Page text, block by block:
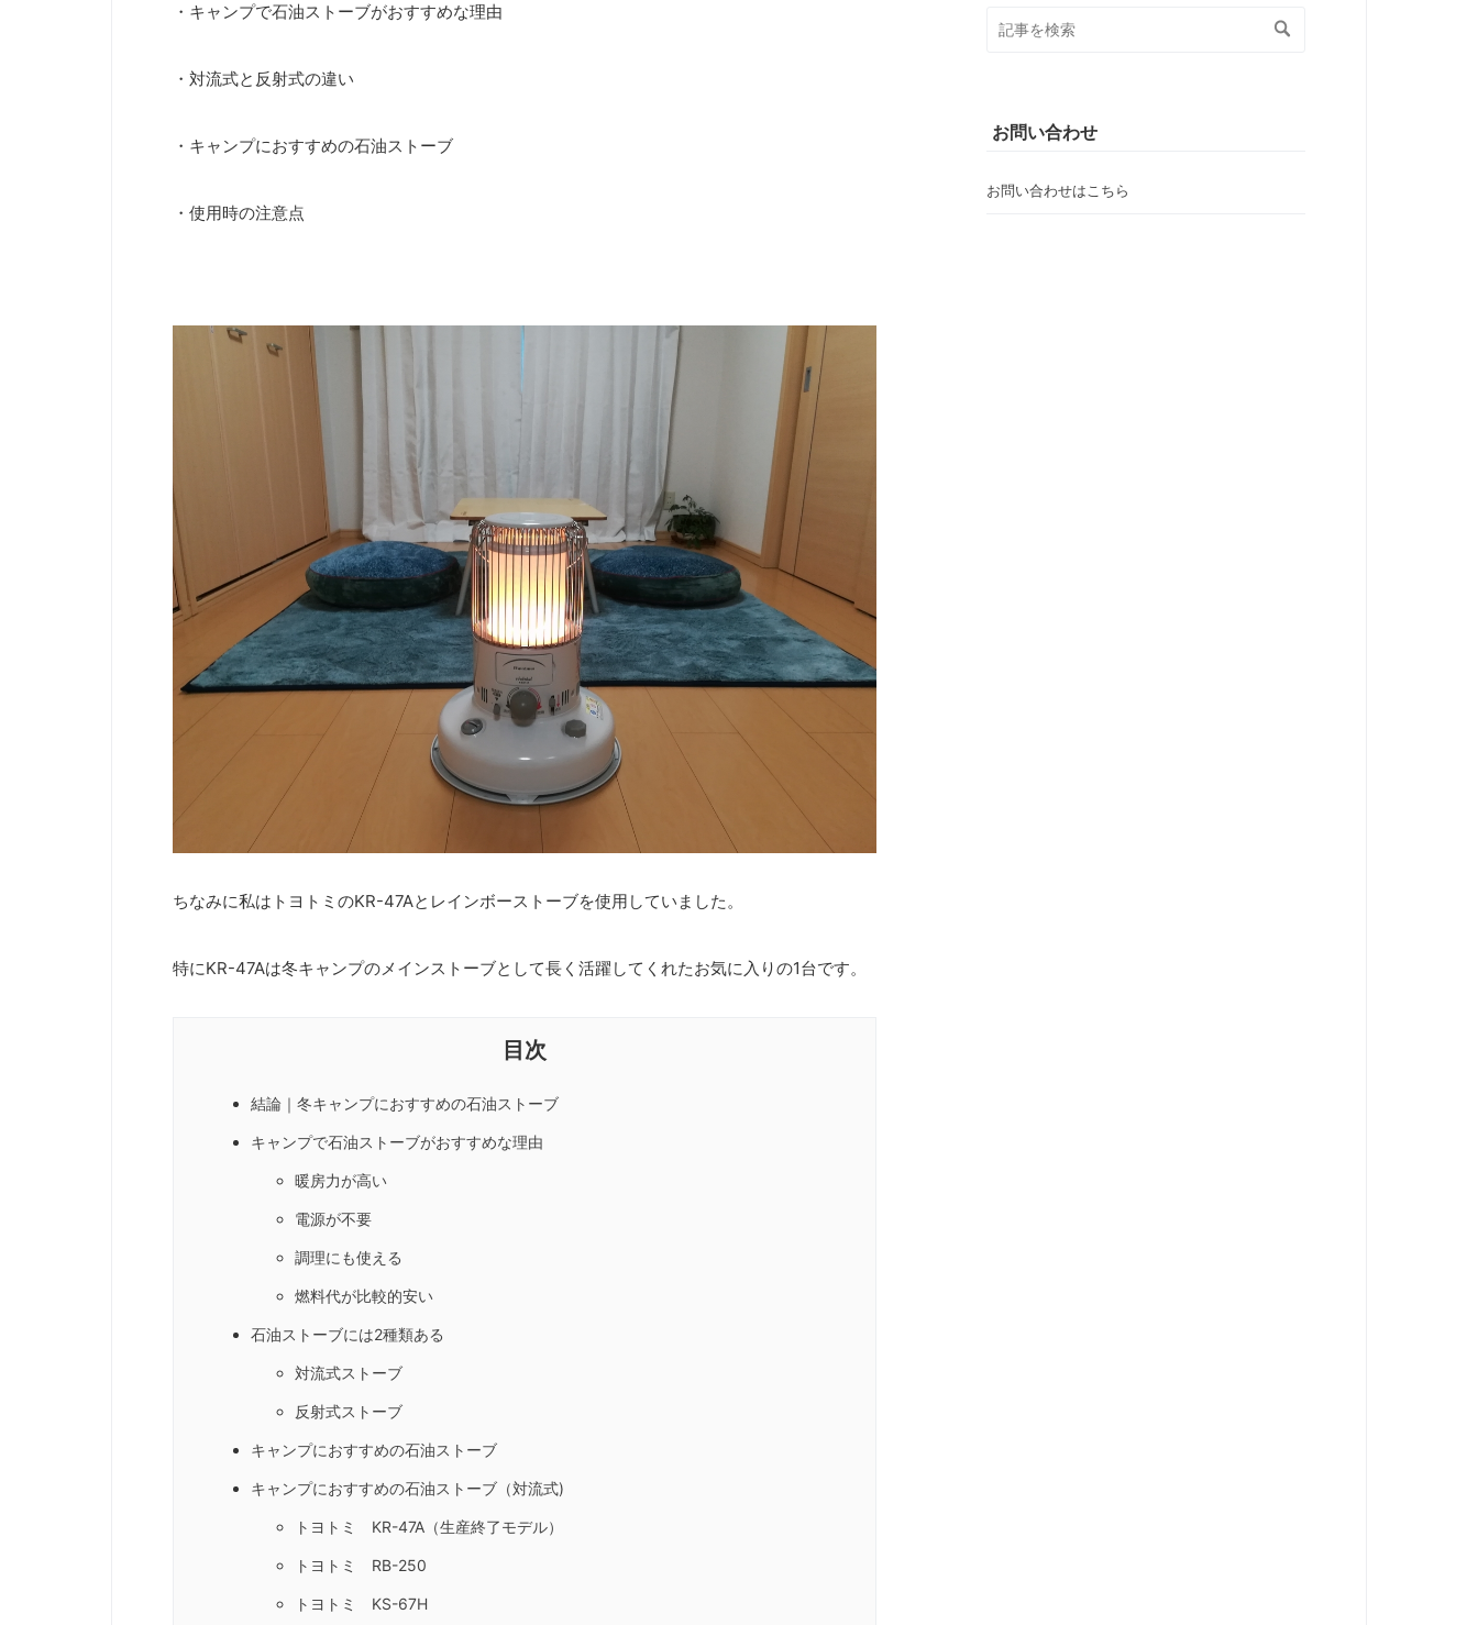
・キャンプで石油ストーブがおすすめな理由
・対流式と反射式の違い
・キャンプにおすすめの石油ストーブ
・使用時の注意点
ちなみに私はトヨトミのKR-47Aとレインボーストーブを使用していました。
特にKR-47Aは冬キャンプのメインストーブとして長く活躍してくれたお気に入りの1台です。
結論｜冬キャンプにおすすめの石油ストーブ
キャンプで石油ストーブがおすすめな理由
暖房力が高い
電源が不要
調理にも使える
燃料代が比較的安い
石油ストーブには2種類ある
対流式ストーブ
反射式ストーブ
キャンプにおすすめの石油ストーブ
キャンプにおすすめの石油ストーブ（対流式)
トヨトミ KR-47A（生産終了モデル）
トヨトミ RB-250
トヨトミ KS-67H
お問い合わせ
お問い合わせはこちら